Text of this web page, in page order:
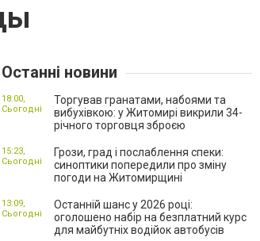
Останні новини
Торгував гранатами, набоями та
вибухівкою: у Житомирі викрили 34-
річного торговця зброєю
18:00,
Сьогодні
Грози, град і послаблення спеки:
синоптики попередили про зміну
погоди на Житомирщині
15:23,
Сьогодні
Останній шанс у 2026 році:
оголошено набір на безплатний курс
для майбутніх водійок автобусів
13:09,
Сьогодні